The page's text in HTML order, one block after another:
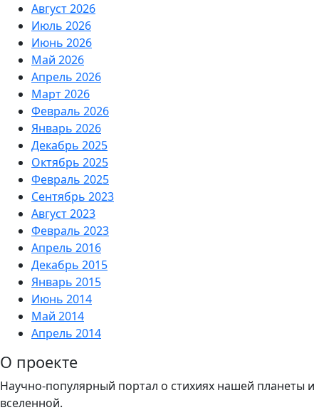
Август 2026
Июль 2026
Июнь 2026
Май 2026
Апрель 2026
Март 2026
Февраль 2026
Январь 2026
Декабрь 2025
Октябрь 2025
Февраль 2025
Сентябрь 2023
Август 2023
Февраль 2023
Апрель 2016
Декабрь 2015
Январь 2015
Июнь 2014
Май 2014
Апрель 2014
О проекте
Научно-популярный портал о стихиях нашей планеты и
вселенной.